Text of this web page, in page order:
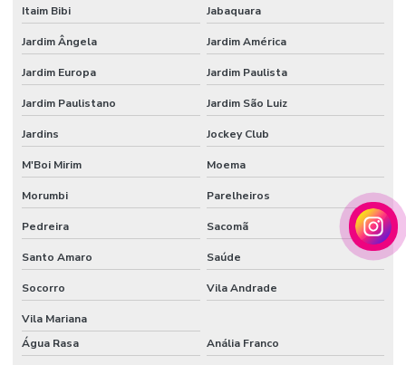
Tecido veludo sintético
Veludo automotivo
Veludo sintético
Vendedor de papel de seda atacado
Itaim Bibi Jabaquara
Jardim Ângela Jardim América
Jardim Europa Jardim Paulista
Jardim Paulistano Jardim São Luiz
Jardins Jockey Club
M'Boi Mirim Moema
Morumbi Parelheiros
Pedreira Sacomã
Santo Amaro Saúde
Socorro Vila Andrade
Vila Mariana
Água Rasa
Anália Franco